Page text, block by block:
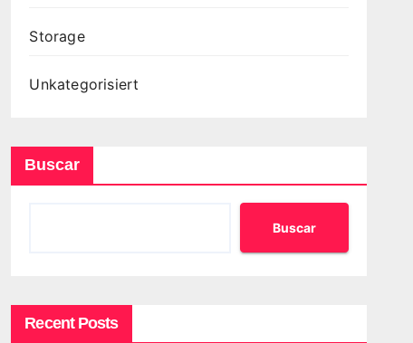
Storage
Unkategorisiert
Buscar
Buscar
Recent Posts